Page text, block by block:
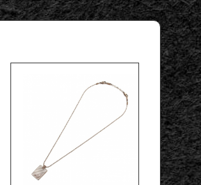
посока